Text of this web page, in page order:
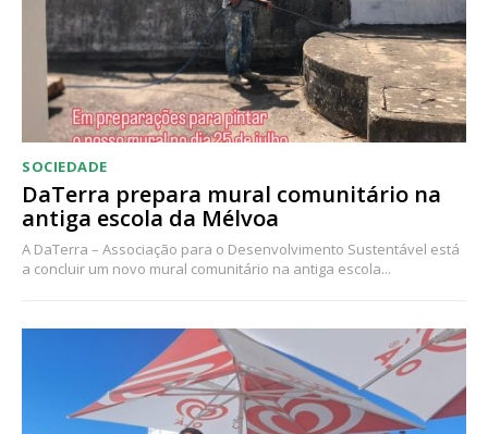
SOCIEDADE
DaTerra prepara mural comunitário na
antiga escola da Mélvoa
A DaTerra – Associação para o Desenvolvimento Sustentável está
a concluir um novo mural comunitário na antiga escola...